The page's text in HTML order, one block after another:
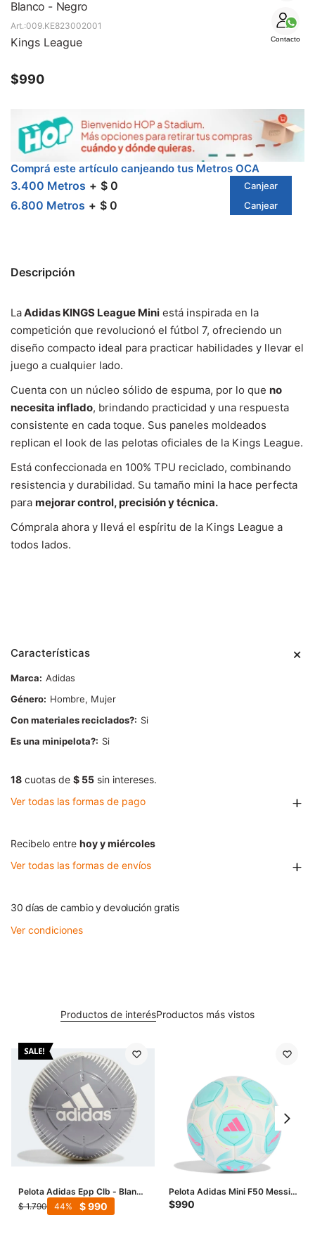
Blanco - Negro
Contacto
009.KE823002001
Kings League
$990
Comprá este artículo canjeando tus Metros OCA
3.400 Metros $ 0 Canjear
6.800 Metros $ 0 Canjear
Descripción
LaAdidas KINGS League Mini está inspirada en la
competición que revolucionó el fútbol 7, ofreciendo un
diseño compacto ideal para practicar habilidades y llevar el
juego a cualquier lado.
Cuenta con un núcleo sólido de espuma, por lo que no
necesita inflado, brindando practicidad y una respuesta
consistente en cada toque. Sus paneles moldeados
replican el look de las pelotas oficiales de la Kings League.
Está confeccionada en 100% TPU reciclado, combinando
resistencia y durabilidad. Su tamaño mini la hace perfecta
para mejorar control, precisión y técnica.
Cómprala ahora y llevá el espíritu de la Kings League a
todos lados.
Características
Marca
Adidas
Género
Hombre, Mujer
Con materiales reciclados?
Si
Es una minipelota?
Si
18 cuotas de $ 55 sin intereses.
Ver todas las formas de pago
Recibelo entre hoy y miércoles
Ver todas las formas de envíos
30 días de cambio y devolución gratis
Ver condiciones
Productos de interésProductos más vistos
Pelota Adidas Epp Clb - Blanco
- Gris
$ 1.790 $990
44
Pelota Adidas Mini F50 Messi -
Blanco - Menta
$990